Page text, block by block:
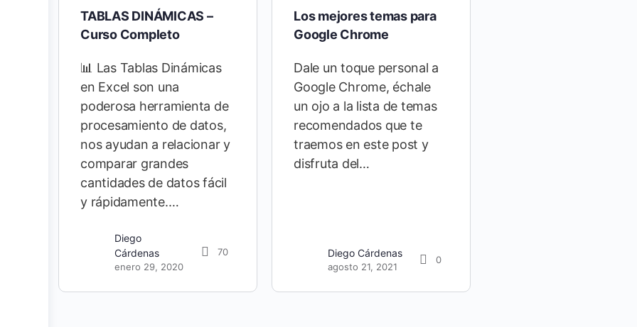
TABLAS DINÁMICAS –
Curso Completo
📊 Las Tablas Dinámicas
en Excel son una
poderosa herramienta de
procesamiento de datos,
nos ayudan a relacionar y
comparar grandes
cantidades de datos fácil
y rápidamente.…
Diego
Cárdenas
enero 29, 2020
70
Los mejores temas para
Google Chrome
Dale un toque personal a
Google Chrome, échale
un ojo a la lista de temas
recomendados que te
traemos en este post y
disfruta del…
Diego Cárdenas
agosto 21, 2021
0